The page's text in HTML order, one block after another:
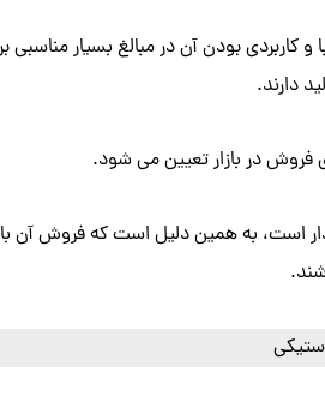
کاربردی بودن آن در مبالغ بسیار
دارند.
فروش در بازار تعیین می شود.
است، به همین دلیل است که فروش آن